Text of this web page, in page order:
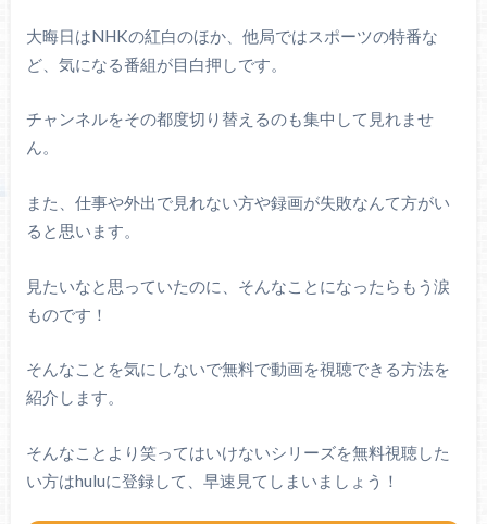
大晦日はNHKの紅白のほか、他局ではスポーツの特番な
ど、気になる番組が目白押しです。
チャンネルをその都度切り替えるのも集中して見れませ
ん。
また、仕事や外出で見れない方や録画が失敗なんて方がい
ると思います。
見たいなと思っていたのに、そんなことになったらもう涙
ものです！
そんなことを気にしないで無料で動画を視聴できる方法を
紹介します。
そんなことより笑ってはいけないシリーズを無料視聴した
い方はhuluに登録して、早速見てしまいましょう！